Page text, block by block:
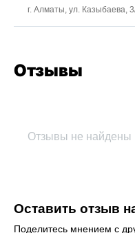
г. Алматы, ул. Казыбаева,
Отзывы
Отзывы не найдены
Оставить отзыв
Поделитесь мнением с